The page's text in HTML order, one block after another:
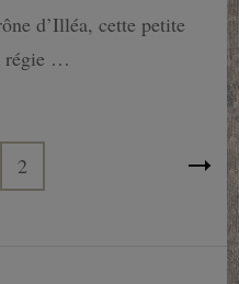
d’Illéa, cette petite
régie …
Page
2